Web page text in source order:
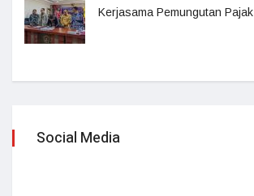
Kerjasama Pemungutan Pajak
Social Media